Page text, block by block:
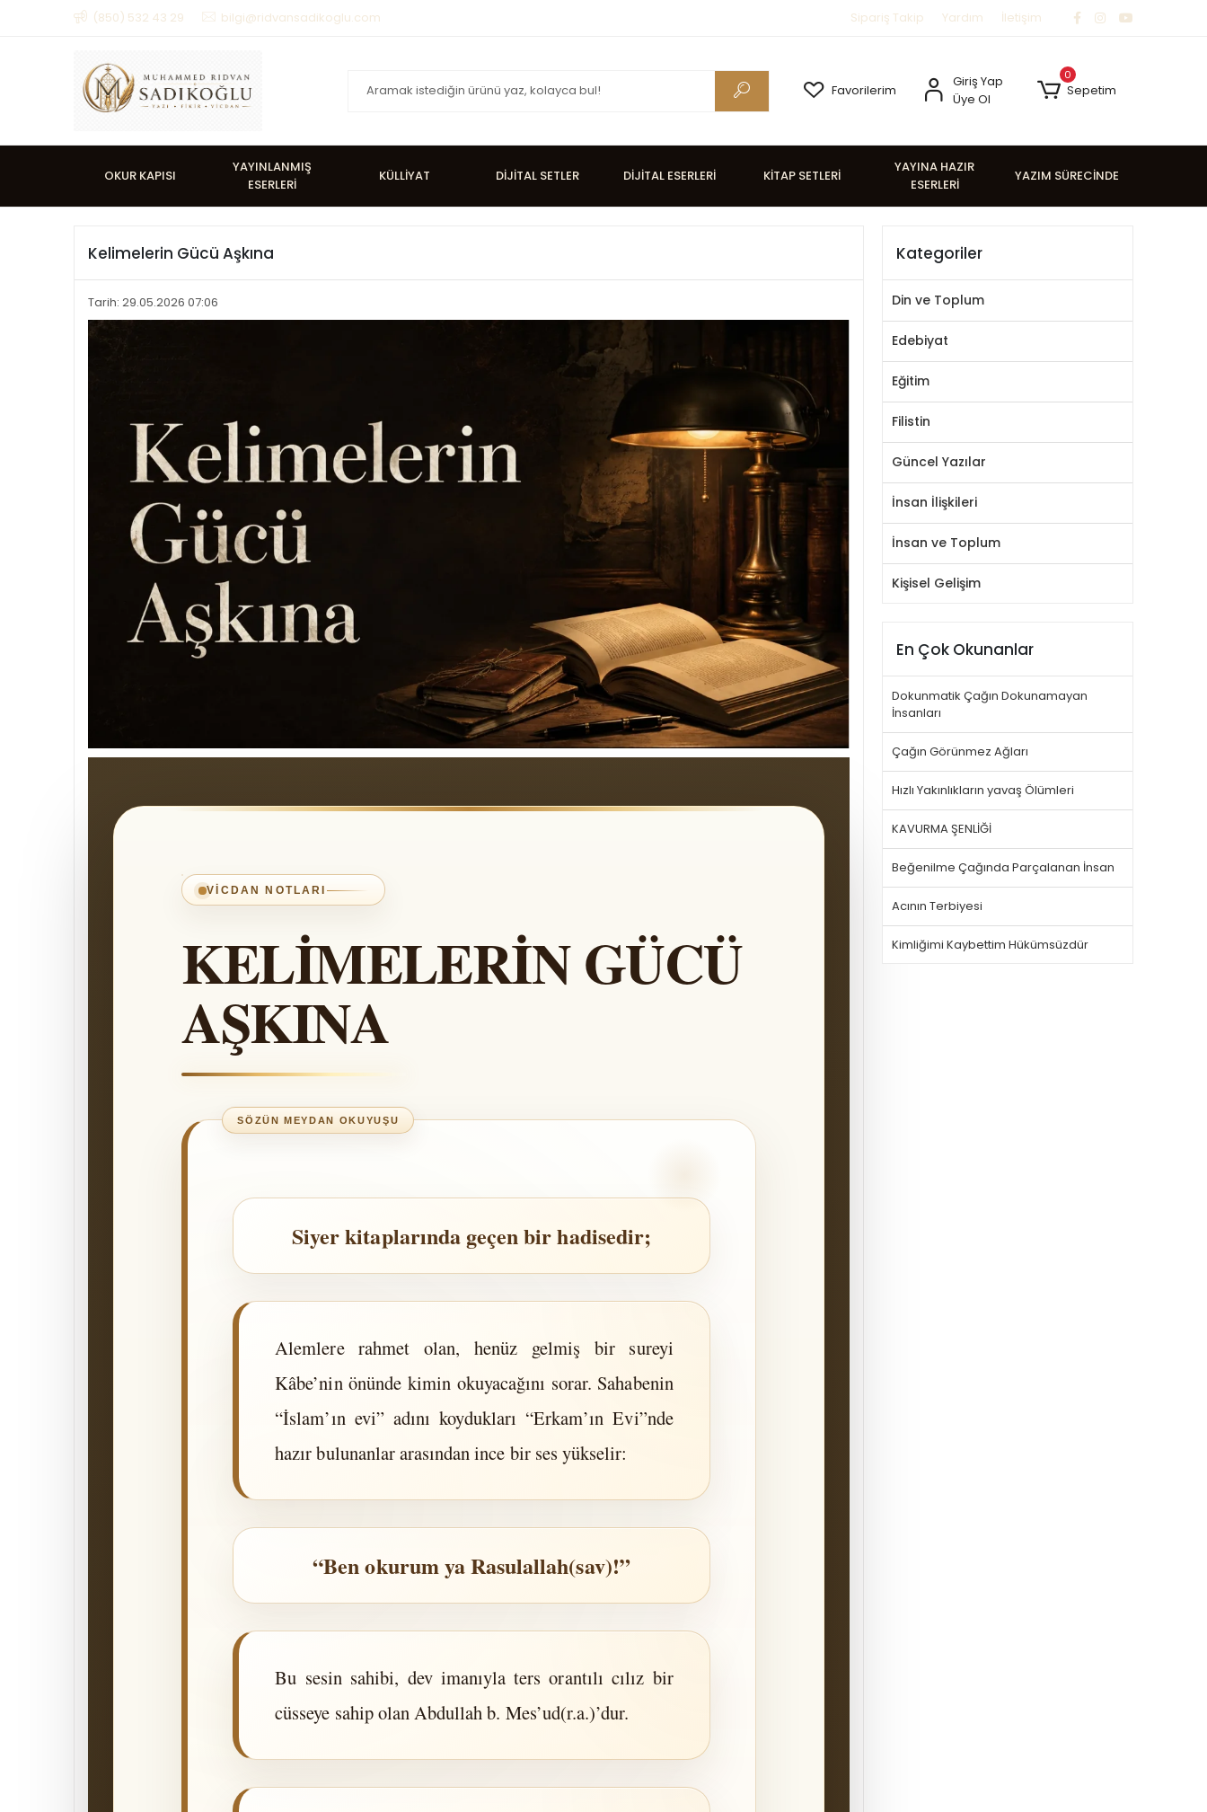
(850) 532 43 29 bilgi@ridvansadikoglu.com Sipariş Takip Yardım İletişim
Favorilerim
Giriş Yap
Üye Ol
0
Sepetim
OKUR KAPISI
YAYINLANMIŞ
ESERLERİ
KÜLLİYAT DİJİTAL SETLER DİJİTAL ESERLERİ KİTAP SETLERİ
YAYINA HAZIR
ESERLERİ
YAZIM SÜRECİNDE
Kelimelerin Gücü Aşkına
Tarih: 29.05.2026 07:06
VICDAN NOTLARI
KELİMELERİN GÜCÜ
AŞKINA
Siyer kitaplarında geçen bir hadisedir;
Alemlere rahmet olan, henüz gelmiş bir sureyi
Kâbe’nin önünde kimin okuyacağını sorar. Sahabenin
“İslam’ın evi” adını koydukları “Erkam’ın Evi”nde
hazır bulunanlar arasından ince bir ses yükselir:
“Ben okurum ya Rasulallah(sav)!”
Bu sesin sahibi, dev imanıyla ters orantılı cılız bir
cüsseye sahip olan Abdullah b. Mes’ud(r.a.)’dur.
Kategoriler
Din ve Toplum
Edebiyat
Eğitim
Filistin
Güncel Yazılar
İnsan İlişkileri
İnsan ve Toplum
Kişisel Gelişim
En Çok Okunanlar
Dokunmatik Çağın Dokunamayan
İnsanları
Çağın Görünmez Ağları
Hızlı Yakınlıkların yavaş Ölümleri
KAVURMA ŞENLİĞİ
Beğenilme Çağında Parçalanan İnsan
Acının Terbiyesi
Kimliğimi Kaybettim Hükümsüzdür